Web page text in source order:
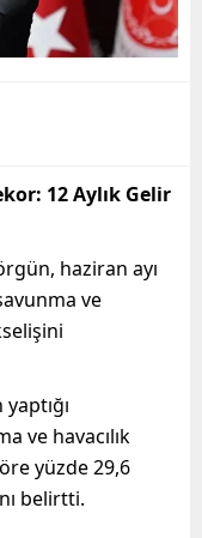
12 Aylık Gelir
haziran ayı
ve
ve havacılık
yüzde 29,6
belirtti.